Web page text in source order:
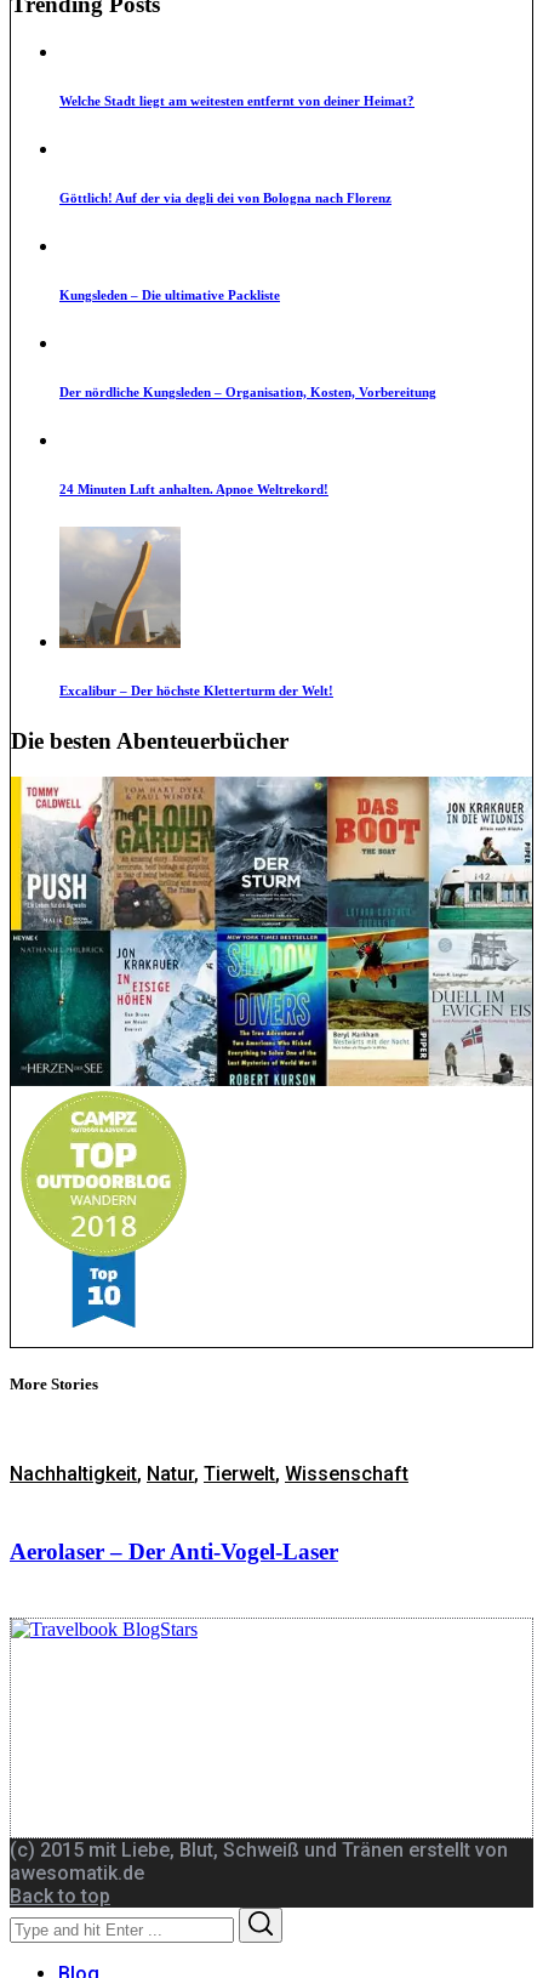
Welche Stadt liegt am weitesten entfernt von deiner Heimat?
Göttlich! Auf der via degli dei von Bologna nach Florenz
Kungsleden – Die ultimative Packliste
Der nördliche Kungsleden – Organisation, Kosten, Vorbereitung
24 Minuten Luft anhalten. Apnoe Weltrekord!
Excalibur – Der höchste Kletterturm der Welt!
Die besten Abenteuerbücher
More Stories
Nachhaltigkeit, Natur, Tierwelt, Wissenschaft
Aerolaser – Der Anti-Vogel-Laser
(c) 2015 mit Liebe, Blut, Schweiß und Tränen erstellt von
awesomatik.de
Back to top
Search
for: